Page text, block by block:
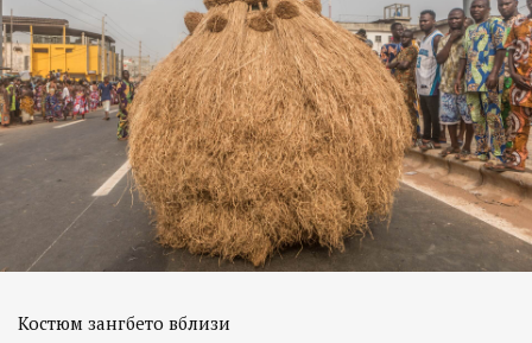
Костюм зангбето вблизи